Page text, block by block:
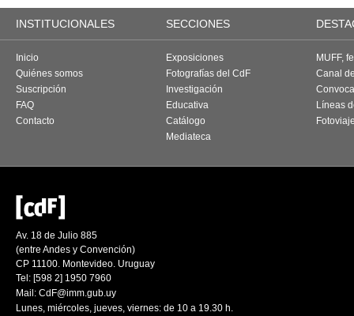
INSTITUCIONALES SECCIONES
Inicio
Quiénes somos
Suscripción
FAQ
Contacto
Exposiciones
Fotografías del CdF
Investigación
Educativa
Catálogo
Mediateca
MUFF,
Canal
Líneas
Av. 18 de Julio 885
(entre Andes y Convención)
CP 11100. Montevideo. Uruguay
Tel: [598 2] 1950 7960
Mail: CdF@imm.gub.uy
Lunes, miércoles, jueves, viernes: de 10 a 19.30 h.